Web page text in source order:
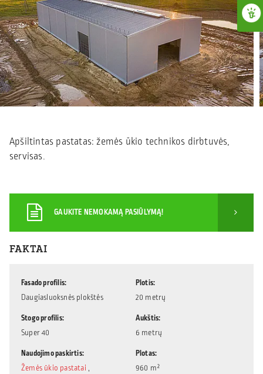
Apšiltintas pastatas: žemės ūkio technikos dirbtuvės,
servisas.
GAUKITE NEMOKAMĄ PASIŪLYMĄ!
FAKTAI
Fasado profilis
Daugiasluoksnės plokštės
Stogo profilis
Super 40
Naudojimo paskirtis
Žemės ūkio pastatai ,
Plotis
20 metrų
Aukštis
6 metrų
Plotas
960 m²